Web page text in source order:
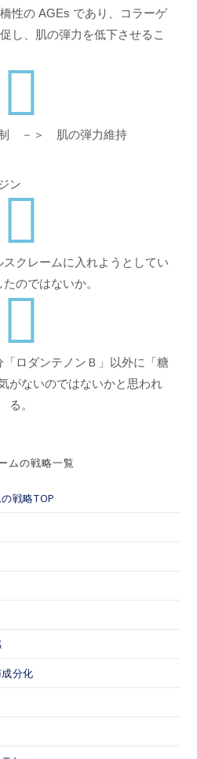
性の AGEs であり、コラーゲ
し、肌の弾力を低下させるこ
制 －＞ 肌の弾力維持
ントシジン
スクレームに入れようとしてい
のではないか。
ロダンテノンＢ」以外に「糖
がないのではないかと思われ
る。
ムの戦略一覧
戦略TOP
分化